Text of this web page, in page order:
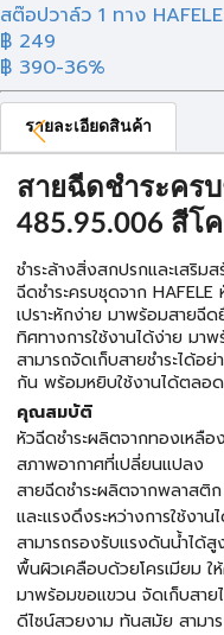
สต๊อปวาล์ว 1 ทาง
฿ 249
฿ 390-36%
รายละเอียดสินค้า
สายฉีดชำระครบ
485.95.006 สีโ
ชำระล้างสิ่งสกปรกและเสริม
ฉีดชำระครบชุดจาก
เปราะหักง่าย มาพร้อมสาย
ทิศทางการใช้งานได้ง่าย ม
สามารถจัดเก็บสายชำระได้อ
กัน พร้อมหยิบใช้งานได้ตลอ
คุณสมบัติ
หัวฉีดชำระผลิตจากทองเหลื
สภาพอากาศที่เปลี่ยนแปลง
สายฉีดชำระผลิตจากพลาส
และแรงดึงระหว่างการใช้งาน
สามารถรองรับแรงดันน้ำได้
พื้นผิวเคลือบด้วยโครเมียม ใ
มาพร้อมขอแขวน จัดเก็บสาย
ดีไซน์สวยงาม ทันสมัย สามา